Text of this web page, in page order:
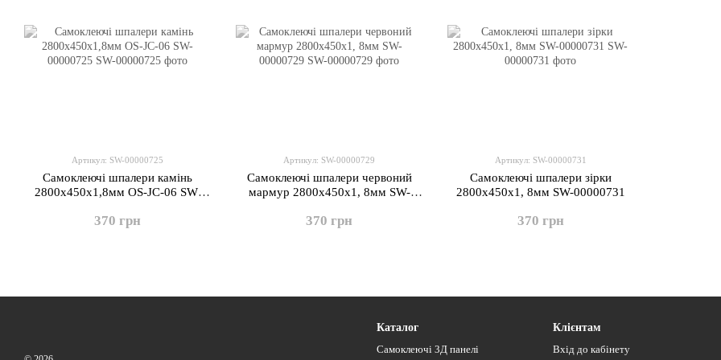
Артикул: SW-00000725
Самоклеючі шпалери камінь
2800х450х1,8мм OS-JC-06 SW-
370 грн
Артикул: SW-00000729
Самоклеючі шпалери червоний
мармур 2800х450х1, 8мм SW-
370 грн
Артикул: SW-00000731
Самоклеючі шпалери зірки
2800х450х1, 8мм SW-00000731
370 грн
Каталог
Самоклеючі 3Д панелі
Клієнтам
Вхід до кабінету